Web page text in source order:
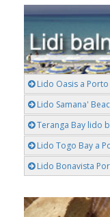
Lido Oasis a Porto
Lido Samana'
Teranga Bay lido
Lido Togo Bay a
Lido Bonavista